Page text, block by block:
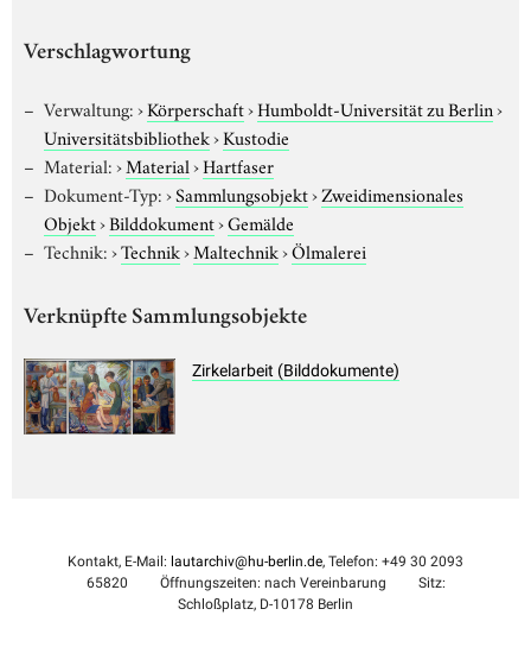
Verschlagwortung
Verwaltung:›Körperschaft›Humboldt-Universität zu Berlin›
Universitätsbibliothek›Kustodie
Material:›Material›Hartfaser
Dokument-Typ:›Sammlungsobjekt›Zweidimensionales
Objekt›Bilddokument›Gemälde
Technik:›Technik›Maltechnik›Ölmalerei
Verknüpfte Sammlungsobjekte
Zirkelarbeit (Bilddokumente)
Kontakt, E-Mail: lautarchiv@hu-berlin.de, Telefon: +49 30 2093
65820
Öffnungszeiten: nach Vereinbarung
Sitz:
Schloßplatz, D-10178 Berlin